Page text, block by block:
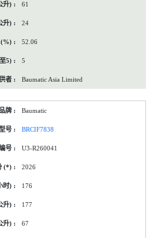
61
24
52.06
5
Baumatic Asia Limited
Baumatic
BRCIF7838
U3-R260041
2026
176
177
67